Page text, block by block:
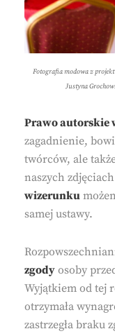
Fotografia modowa z
Justyna
Prawo autorskie
zagadnienie,
twórców, ale
naszych
wizerunku
samej ustawy.
zgody osoby
Wyjątkiem od tej
otrzymała
zastrzegła braku